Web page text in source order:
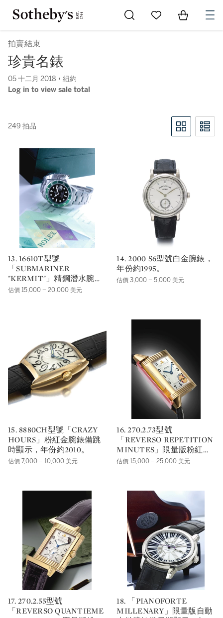
Go to My Favorites
Items in
拍賣結束
珍貴名錶
05 十二月 2018 • 紐約
Log in to view sale total
249 拍品
13. 16610T型號
「SUBMARINER
"KERMIT"」精鋼潛水腕錶
備綠色旋轉錶圈及日期顯
估價 15,000 – 20,000 美元
14. 2000 S6型號白金腕錶，
年份約1995。
估價 3,000 – 5,000 美元
15. 8880CH型號「CRAZY
HOURS」粉紅金腕錶備跳
時顯示，年份約2010。
估價 7,000 – 10,000 美元
16. 270.2.73型號
「REVERSO REPETITION
MINUTES」限量版粉紅金
三問翻轉腕錶，年份約
估價 15,000 – 25,000 美元
17. 270.2.55型號
「REVERSO QUANTIEME
18. 「PIANOFORTE
MILLENARY」限量版自動